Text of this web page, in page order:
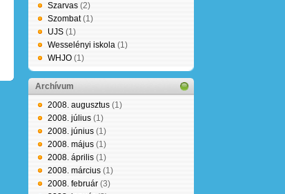
Szarvas (2)
Szombat(1)
UJS (1)
Wesselényi iskola (1)
WHJO (1)
Archívum
2008. augusztus (1)
2008. július (1)
2008. június (1)
2008. május (1)
2008. április (1)
2008. március (1)
2008. február (3)